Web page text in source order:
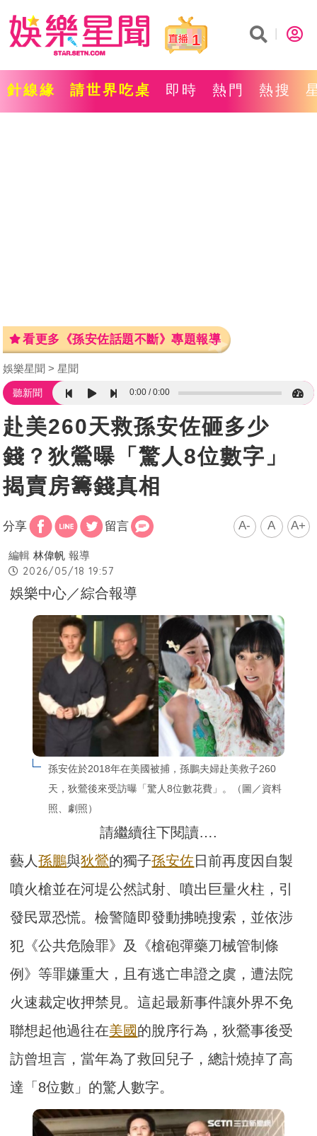
1
針線緣 請世界吃桌 即時 熱門 熱搜
看更多《孫安佐話題不斷》專題報導
娛樂星聞 星聞
聽新聞 0:00 0:00
赴美260天救孫安佐砸多少
錢？狄鶯曝「驚人8位數字」
揭賣房籌錢真相
分享 留言 A- A A+
編輯 林偉帆 報導
2026/05/18 19:57
娛樂中心／綜合報導
孫安佐於2018年在美國被捕，孫鵬夫婦赴美救子260
天，狄鶯後來受訪曝「驚人8位數花費」。（圖／資料
照、劇照）
請繼續往下閱讀….
藝人孫鵬與狄鶯的獨子孫安佐 日前再度因自製
噴火槍並在河堤公然試射、噴出巨量火柱，引
發民眾恐慌。檢警隨即發動拂曉搜索，並依涉
犯《公共危險罪》及《槍砲彈藥刀械管制條
例》等罪嫌重大，且有逃亡串證之虞，遭法院
火速裁定收押禁見。這起最新事件讓外界不免
聯想起他過往在美國的脫序行為，狄鶯事後受
訪曾坦言，當年為了救回兒子，總計燒掉了高
達「8位數」的驚人數字。